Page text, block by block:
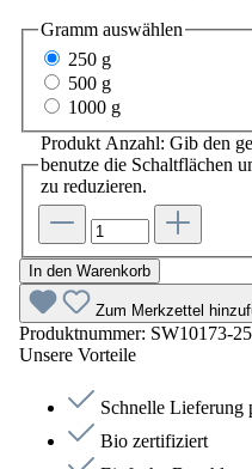
Gramm auswählen
250 g
500 g
1000 g
Produkt Anzahl: Gib den
benutze die Schaltflächen
zu reduzieren.
In den Warenkorb
Zum Merkzettel
Produktnummer: SW10173-
Unsere Vorteile
Schnelle
Bio zertifiziert